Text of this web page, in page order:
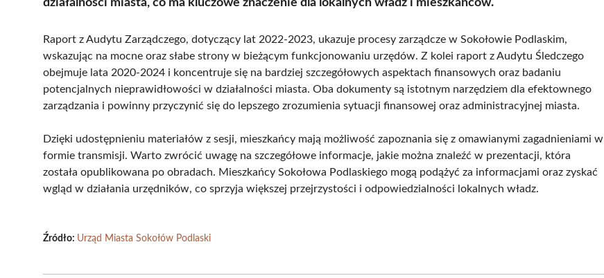
Raport z Audytu Zarządczego, dotyczący lat 2022-2023, ukazuje procesy zarządcze w Sokołowie Podlaskim,
wskazując na mocne oraz słabe strony w bieżącym funkcjonowaniu urzędów. Z kolei raport z Audytu Śledczego
obejmuje lata 2020-2024 i koncentruje się na bardziej szczegółowych aspektach finansowych oraz badaniu
potencjalnych nieprawidłowości w działalności miasta. Oba dokumenty są istotnym narzędziem dla efektownego
zarządzania i powinny przyczynić się do lepszego zrozumienia sytuacji finansowej oraz administracyjnej miasta.
Dzięki udostępnieniu materiałów z sesji, mieszkańcy mają możliwość zapoznania się z omawianymi zagadnieniami w
formie transmisji. Warto zwrócić uwagę na szczegółowe informacje, jakie można znaleźć w prezentacji, która
została opublikowana po obradach. Mieszkańcy Sokołowa Podlaskiego mogą podążyć za informacjami oraz zyskać
wgląd w działania urzędników, co sprzyja większej przejrzystości i odpowiedzialności lokalnych władz.
Źródło: Urząd Miasta Sokołów Podlaski